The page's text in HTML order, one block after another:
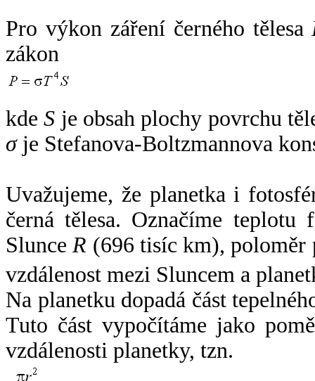
Pro výkon záření černého tělesa
zákon
kdeS je obsah plochy povrchu
σje Stefanova-Boltzmannova
Uvažujeme, že planetka i
černá tělesa. Označíme
SlunceR (696 tisíc km),
vzdálenost mezi Sluncem a
Na planetku dopadá část
Tuto část vypočítáme jako
vzdálenosti planetky, tzn.